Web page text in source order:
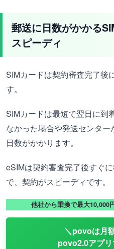
郵送に日数がかかる
スピーディ
SIMカードは契約審査完了後
す。
SIMカードは最短で翌日に到
なかった場合や発送センタ
日数がかかります。
eSIMは契約審査完了後すぐ
で、契約がスピーディです。
他社から乗換で最大10,000
＼povoは月
povo2.0アプリ